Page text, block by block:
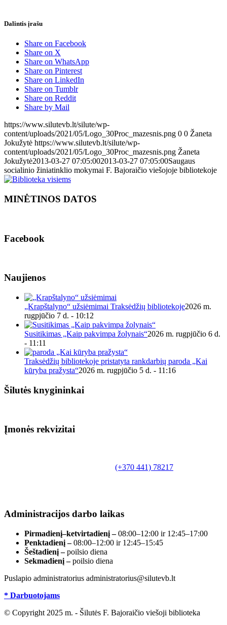
Dalintis įrašu
Share on Facebook
Share on X
Share on WhatsApp
Share on Pinterest
Share on LinkedIn
Share on Tumblr
Share on Reddit
Share by Mail
https://www.silutevb.lt/silute/wp-
content/uploads/2021/05/Logo_30Proc_mazesnis.png 0 0 Žaneta
Jokužytė https://www.silutevb.lt/silute/wp-
content/uploads/2021/05/Logo_30Proc_mazesnis.png Žaneta
Jokužytė2013-03-27 07:05:002013-03-27 07:05:00Saugaus
socialinio žiniatinklio mokymai F. Bajoraičio viešojoje bibliotekoje
MINĖTINOS DATOS
Facebook
Naujienos
„Krapštalyno“ užsiėmimai Traksėdžių bibliotekoje2026 m.
rugpjūčio 7 d. - 10:12
Susitikimas „Kaip pakvimpa žolynais“2026 m. rugpjūčio 6 d.
- 11:11
Traksėdžių bibliotekoje pristatyta rankdarbių paroda „Kai
kūryba pražysta“2026 m. rugpjūčio 5 d. - 11:16
Šilutės knygininkai
Įmonės rekvizitai
(+370 441) 78217
Administracijos darbo laikas
Pirmadienį–ketvirtadienį –08:00–12:00 ir 12:45–17:00
Penktadienį –08:00–12:00 ir 12:45–15:45
Šeštadienį –poilsio diena
Sekmadienį –poilsio diena
Puslapio administratorius administratorius@silutevb.lt
* Darbuotojams
© Copyright 2025 m. - Šilutės F. Bajoraičio viešoji biblioteka